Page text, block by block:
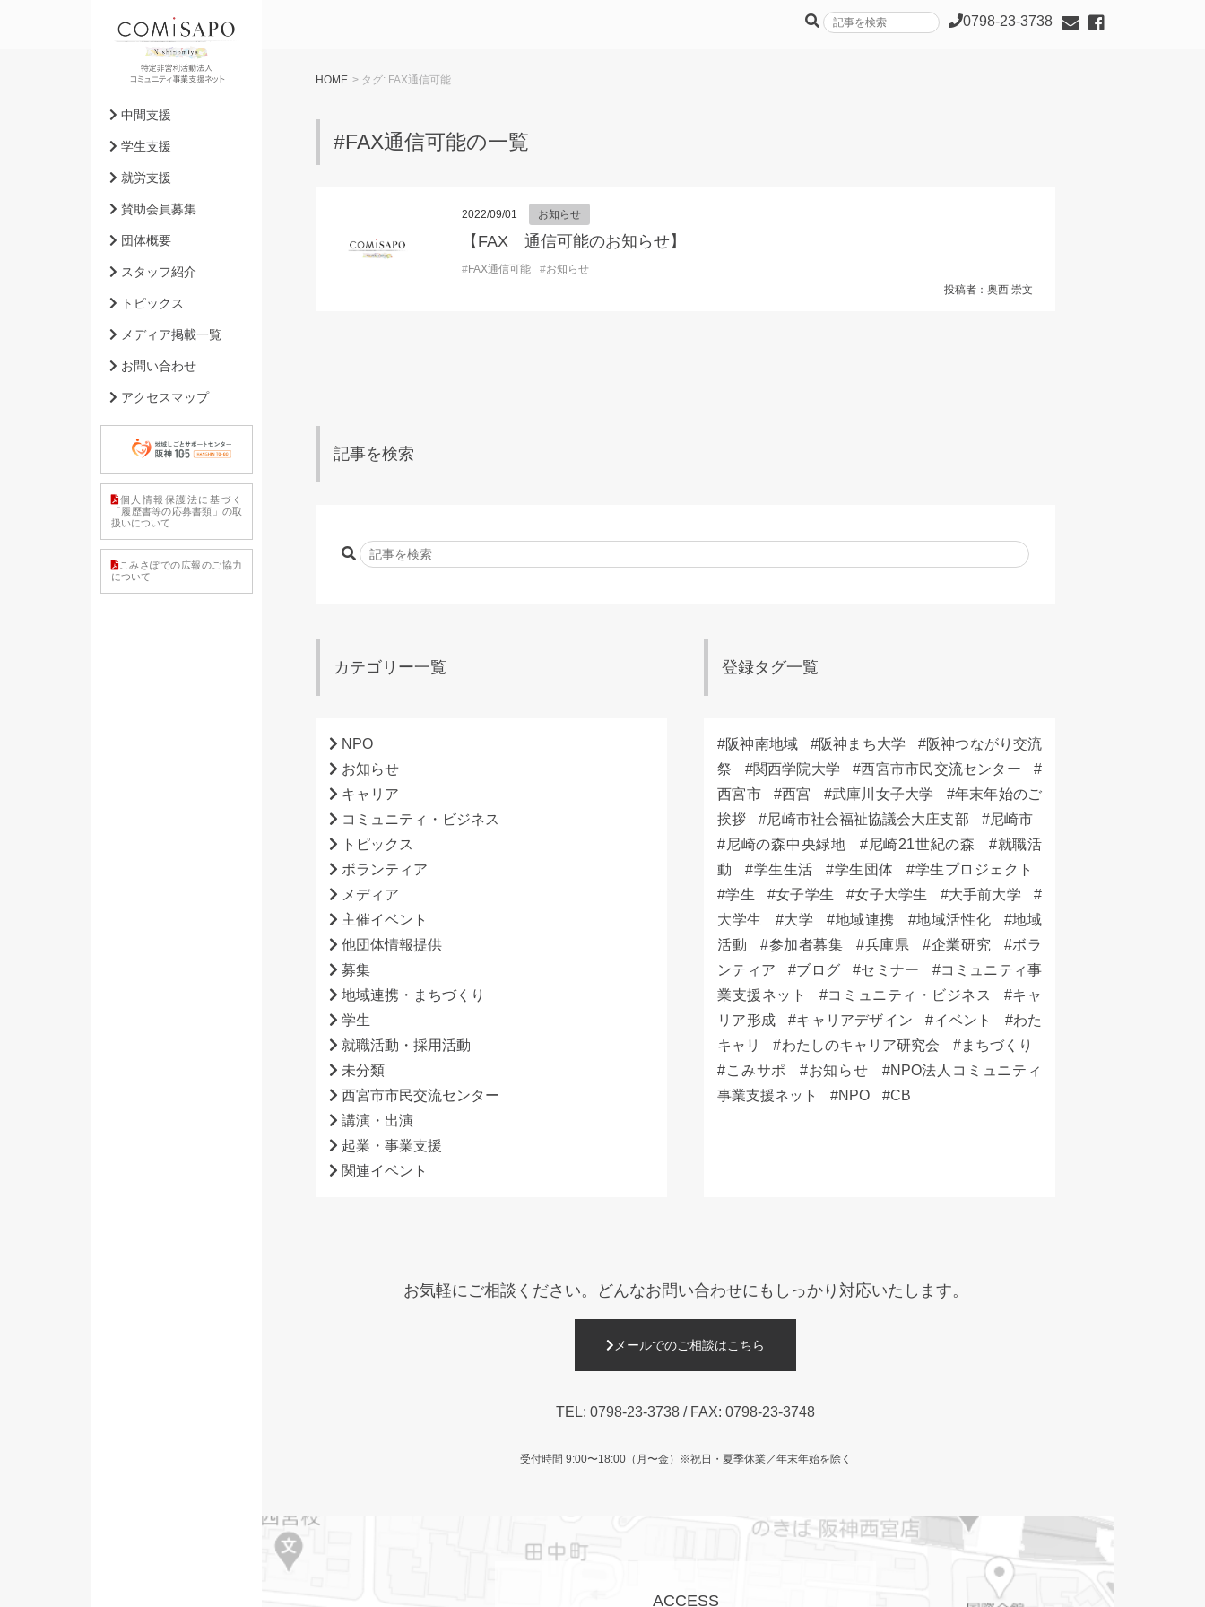
HOME > タグ: FAX通信可能
#FAX通信可能の一覧
2022/09/01 お知らせ
【FAX 通信可能のお知らせ】
#FAX通信可能 #お知らせ
投稿者：奥西 崇文
記事を検索
カテゴリー一覧
NPO
お知らせ
キャリア
コミュニティ・ビジネス
トピックス
ボランティア
メディア
主催イベント
他団体情報提供
募集
地域連携・まちづくり
学生
就職活動・採用活動
未分類
西宮市市民交流センター
講演・出演
起業・事業支援
関連イベント
登録タグ一覧
阪神南地域 阪神まち大学
阪神つながり交流
祭
関西学院大学
西宮市市民交流センター
西宮市
西宮 武庫川女子大学
年末年始のご
挨拶
尼崎市社会福祉協議会大庄支部
尼崎市
尼崎の森中央緑地
尼崎21世紀の森
就職活
動
学生生活 学生団体
学生プロジェクト
学生
女子学生 女子大学生
大手前大学
大学生
大学 地域連携 地域活性化
地域
活動
参加者募集 兵庫県 企業研究
ボラ
ンティア
ブログ セミナー
コミュニティ事
業支援ネット
コミュニティ・ビジネス
キャ
リア形成
キャリアデザイン イベント
わた
キャリ
わたしのキャリア研究会
まちづくり
こみサポ
お知らせ
NPO法人コミュニティ
事業支援ネット
NPO CB
お気軽にご相談ください。 どんなお問い合わせにもしっかり 対応いたします。
メールでのご相談はこちら
TEL: 0798-23-3738 / FAX: 0798-23-3748
受付時間 9:00〜18:00（月〜金） ※祝日・夏季休業／年末年始を除く
ACCESS
0798-23-3738
中間支援
学生支援
就労支援
賛助会員募集
団体概要
スタッフ紹介
トピックス
メディア掲載一覧
お問い合わせ
アクセスマップ
個人情報保護法に基づく
「履歴書等の応募書類」の取
扱いについて
こみさぽでの広報のご協力
について